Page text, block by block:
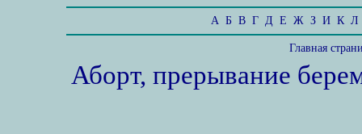
А Б В Г Д Е Ж З И К Л
Главная
Аборт, прерывание